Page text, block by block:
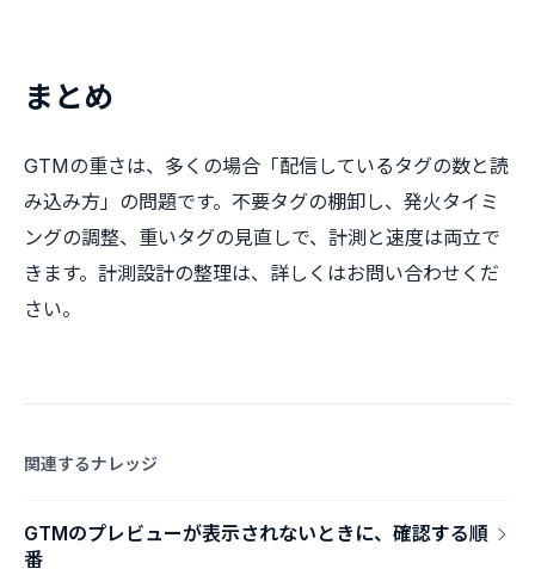
まとめ
GTMの重さは、多くの場合「配信しているタグの数と読
み込み方」の問題です。不要タグの棚卸し、発火タイミ
ングの調整、重いタグの見直しで、計測と速度は両立で
きます。計測設計の整理は、詳しくはお問い合わせくだ
さい。
関連するナレッジ
GTMのプレビューが表示されないときに、確認する順
番